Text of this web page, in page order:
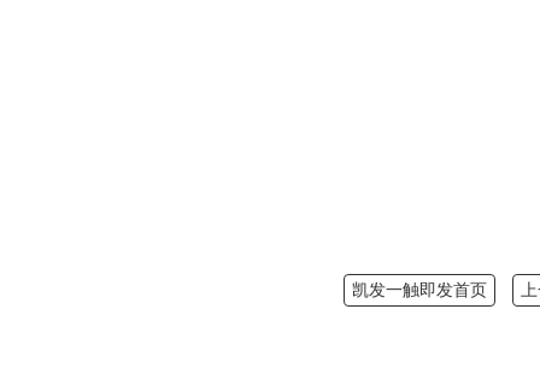
凯发一触即发首页